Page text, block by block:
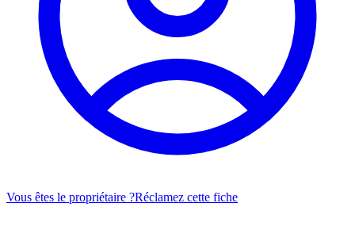
Vous êtes le propriétaire ?Réclamez cette fiche